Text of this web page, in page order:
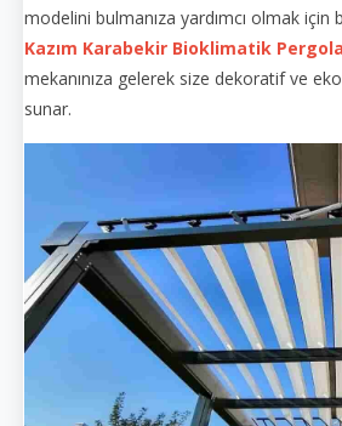
modelini bulmanıza yardımcı olmak için
Kazım Karabekir Bioklimatik Pergola
mekanınıza gelerek size dekoratif ve
sunar.